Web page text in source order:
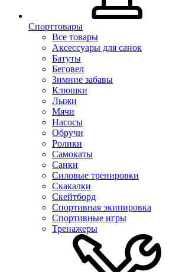
Спорттовары
Все товары
Аксессуары для санок
Батуты
Беговел
Зимние забавы
Клюшки
Лыжи
Мячи
Насосы
Обручи
Ролики
Самокаты
Санки
Силовые тренировки
Скакалки
Скейтборд
Спортивная экипировка
Спортивные игры
Тренажеры